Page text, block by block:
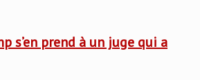
s’en prend à un juge qui a